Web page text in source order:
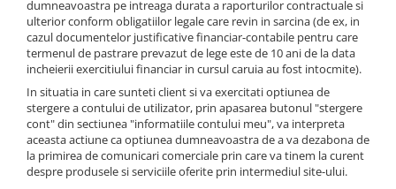
dumneavoastra pe intreaga durata a raporturilor contractuale si
ulterior conform obligatiilor legale care revin in sarcina (de ex, in
cazul documentelor justificative financiar-contabile pentru care
termenul de pastrare prevazut de lege este de 10 ani de la data
incheierii exercitiului financiar in cursul caruia au fost intocmite).
In situatia in care sunteti client si va exercitati optiunea de
stergere a contului de utilizator, prin apasarea butonul "stergere
cont" din sectiunea "informatiile contului meu", va interpreta
aceasta actiune ca optiunea dumneavoastra de a va dezabona de
la primirea de comunicari comerciale prin care va tinem la curent
despre produsele si serviciile oferite prin intermediul site-ului.